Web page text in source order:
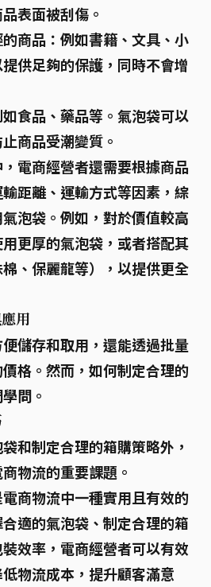
表面被刮傷。
商品： 例如書籍、文具、小
供足夠的保護，同時不會增
食品、藥品等。氣泡袋可以
商品受潮變質。
電商經營者還需要根據商品
距離、運輸方式等因素，綜
泡袋。例如，對於價值較高
更厚的氣泡袋，或者搭配其
、保麗龍等），以提供更全
用
儲存和取用，還能透過批量
格。然而，如何制定合理的
問。
和制定合理的箱購策略外，
物流的重要課題。
電商物流中一種實用且有效的
適的氣泡袋、制定合理的箱
效率，電商經營者可以有效
物流成本，提升顧客滿意